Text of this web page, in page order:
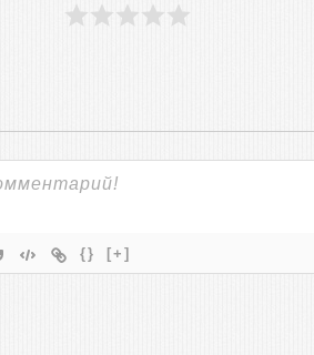
{} [+]